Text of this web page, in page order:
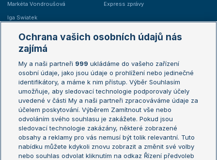
Markéta Vondroušová
Iga Swiatek
Express zprávy
Žebříčky
Žebříček ATP (muži)
Žebříček WTA (ženy)
Sázkařský žebříček
Australian Open
French Open
Wimbledon
US Open
Turnaj mistrů
Turnaj mistryň
Aktualní trendy
Ochrana vašich osobních údajů nás
zajímá
My a naši partneři 999 ukládáme do vašeho zařízení
osobní údaje, jako jsou údaje o prohlížení nebo jedinečné
identifikátory, a máme k nim přístup. Výběr Souhlasím
umožňuje, aby sledovací technologie podporovaly účely
uvedené v části My a naši partneři zpracováváme údaje za
účelem poskytování. Výběrem Zamítnout vše nebo
odvoláním svého souhlasu je zakážete. Pokud jsou
sledovací technologie zakázány, některé zobrazené
obsahy a reklamy pro vás nemusí být tolik relevantní. Tuto
nabídku můžete kdykoli znovu zobrazit a změnit své volby
nebo souhlas odvolat kliknutím na odkaz Řízení předvoleb